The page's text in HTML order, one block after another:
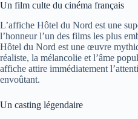
Un film culte du cinéma français
L’affiche Hôtel du Nord est une
l’honneur l’un des films les plus
Hôtel du Nord est une œuvre
réaliste, la mélancolie et l’âme
affiche attire immédiatement
envoûtant.
Un casting légendaire